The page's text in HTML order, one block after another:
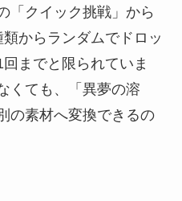
「クイック挑戦」から
からランダムでドロッ
までと限られていま
くても、「異夢の溶
の素材へ変換できるの